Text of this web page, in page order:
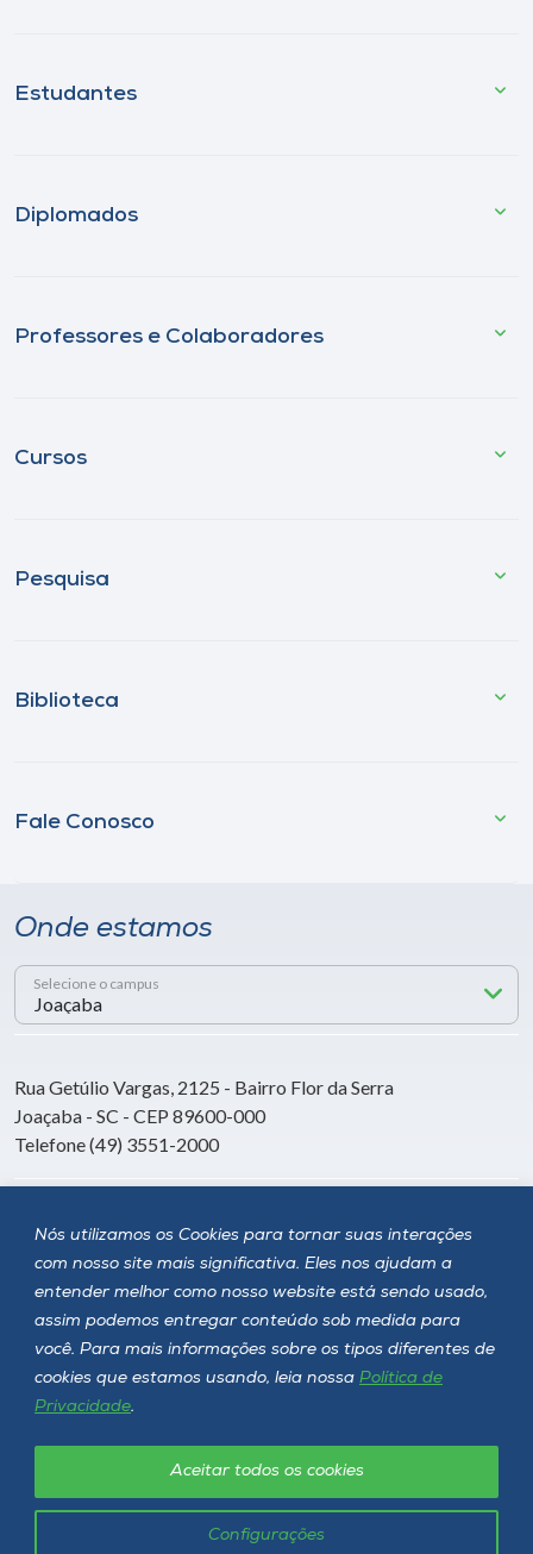
Nós utilizamos os Cookies para tornar suas interações
com nosso site mais significativa. Eles nos ajudam a
entender melhor como nosso website está sendo usado,
assim podemos entregar conteúdo sob medida para
você. Para mais informações sobre os tipos diferentes de
cookies que estamos usando, leia nossa Política de
Privacidade.
Configurações
Aceitar todos os cookies
Estudantes
Diplomados
Professores e Colaboradores
Cursos
Pesquisa
Biblioteca
Fale Conosco
Onde estamos
Selecione o campus
Rua Getúlio Vargas, 2125 - Bairro Flor da Serra
Joaçaba - SC - CEP 89600-000
Telefone (49) 3551-2000
Siga a Unoesc
Unoesc © 2026 - Todos os direitos reservados
Política de privacidade LGPD